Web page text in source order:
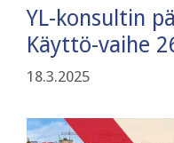
YL-konsultin
Käyttö-vaihe
18.3.2025